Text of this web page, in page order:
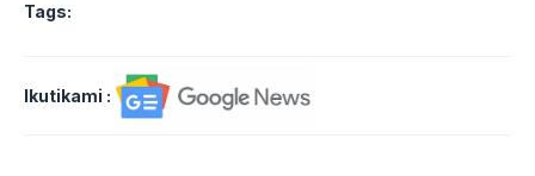
Tags:
Ikutikami :